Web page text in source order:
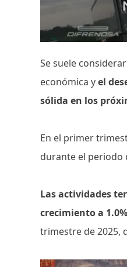
Se suele
económica yel
sólida en los
En el primer
durante el periodo
Las actividades
crecimiento a
trimestre de 2025,